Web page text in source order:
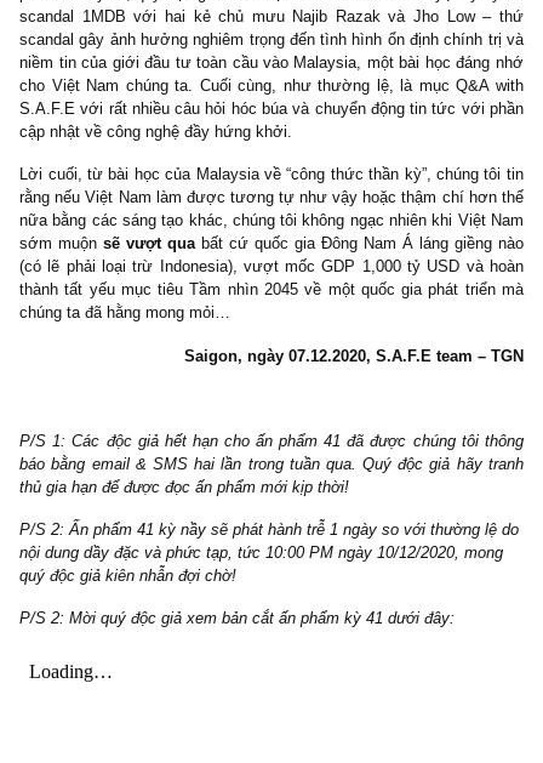
Ngoài nội dung đặc biệt về lịch sử nền kinh tế, TTCK và các
phiếu Malaysia, quý độc giả còn được tham khảo câu chuyện ly
scandal 1MDB với hai kẻ chủ mưu Najib Razak và Jho Low
scandal gây ảnh hưởng nghiêm trọng đến tình hình ổn định chính
niềm tin của giới đầu tư toàn cầu vào Malaysia, một bài học
cho Việt Nam chúng ta. Cuối cùng, như thường lệ, là mục
cập nhật về công nghệ đầy hứng khởi.
rằng nếu Việt Nam làm được tương tự như vậy hoặc thậm chí
nữa bằng các sáng tạo khác, chúng tôi không ngạc nhiên khi Việt
sớm muộnsẽ vượt quabất cứ quốc gia Đông Nam Á láng
thành tất yếu mục tiêu Tầm nhìn 2045 về một quốc gia phát
chúng ta đã hằng mong mỏi…
Saigon, ngày 07.12.2020, S.A.F.E team